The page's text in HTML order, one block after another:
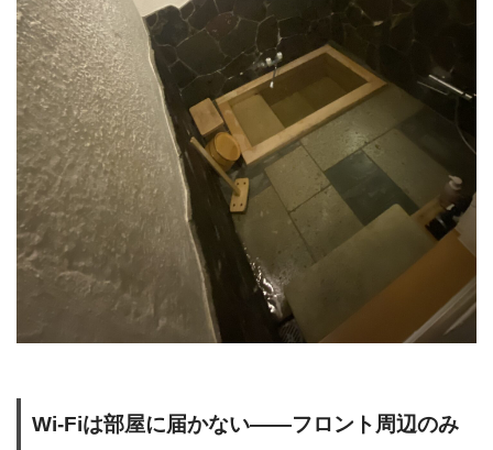
Wi-Fiは部屋に届かない――フロント周辺のみ